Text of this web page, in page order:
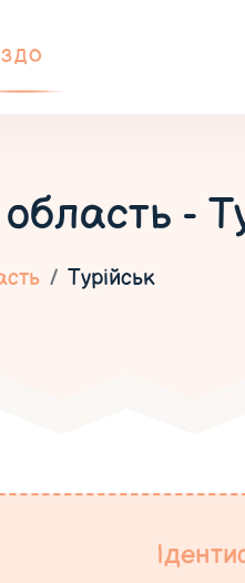
ЗДО
-
Турійськ